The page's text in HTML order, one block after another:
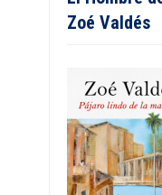
Zoé Valdés